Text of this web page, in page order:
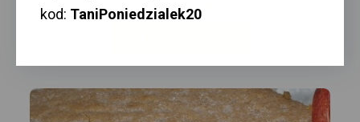
kod: TaniPoniedzialek20